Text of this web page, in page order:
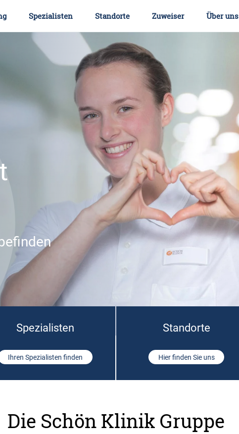
Spezialisten Standorte Zuweiser Über uns
Spezialisten
Ihren Spezialisten finden
Standorte
Hier finden Sie uns
Die Schön Klinik Gruppe